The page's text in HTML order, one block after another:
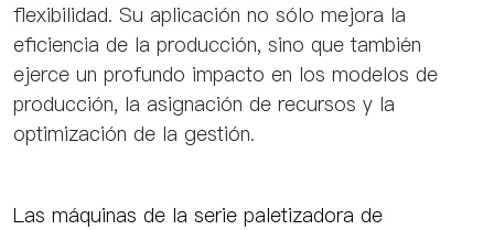
flexibilidad. Su aplicación no sólo mejora la
eficiencia de la producción, sino que también
ejerce un profundo impacto en los modelos de
producción, la asignación de recursos y la
optimización de la gestión.
Las máquinas de la serie paletizadora de